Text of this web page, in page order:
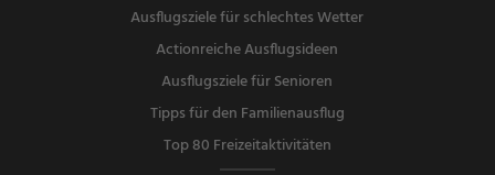
Ausflugsziele für schlechtes Wetter
Actionreiche Ausflugsideen
Ausflugsziele für Senioren
Tipps für den Familienausflug
Top 80 Freizeitaktivitäten